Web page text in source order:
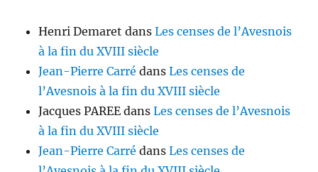
Henri Demaret dansLes censes de l’Avesnois
à la fin du XVIII siècle
Jean-Pierre Carré dansLes censes de
l’Avesnois à la fin du XVIII siècle
Jacques PAREE dansLes censes de l’Avesnois
à la fin du XVIII siècle
Jean-Pierre Carré dansLes censes de